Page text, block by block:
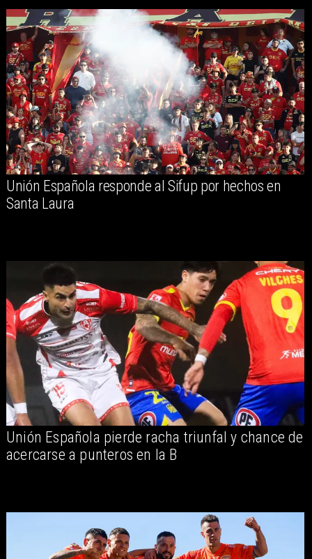
Unión Española responde al Sifup por hechos en
Santa Laura
Unión Española pierde racha triunfal y chance de
acercarse a punteros en la B